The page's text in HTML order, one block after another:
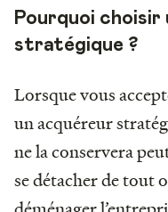
Pourquoi choisir
stratégique ?
Lorsque vous
un acquéreur
ne la conservera
se détacher de tout